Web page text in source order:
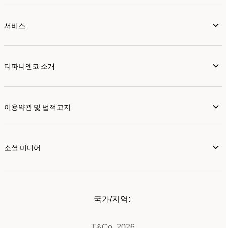
서비스
티파니앤코 소개
이용약관 및 법적고지
소셜 미디어
국가/지역: